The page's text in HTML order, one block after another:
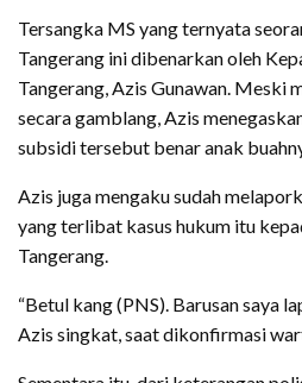
Tersangka MS yang ternyata
Tangerang ini dibenarkan oleh
Tangerang, Azis Gunawan. Meski
secara gamblang, Azis
subsidi tersebut benar anak
Azis juga mengaku sudah
yang terlibat kasus hukum itu
Tangerang.
“Betul kang (PNS). Barusan saya
Azis singkat, saat dikonfirmasi